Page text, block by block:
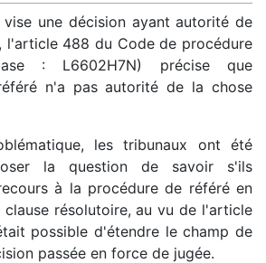
vise une décision ayant autorité de
l'article 488 du Code de procédure
: L6602H7N) précise que
n'a pas autorité de la chose
les tribunaux ont été
la question de savoir s'ils
à la procédure de référé en
résolutoire, au vu de l'article
possible d'étendre le champ de
passée en force de jugée.